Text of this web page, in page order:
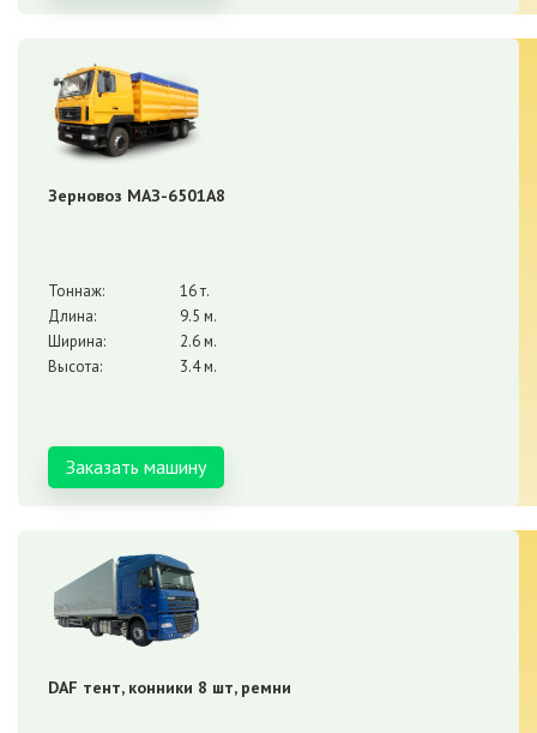
Зерновоз МАЗ-6501А8
Тоннаж:
16 т.
Длина:
9.5 м.
Ширина:
2.6 м.
Высота:
3.4 м.
Заказать машину
DAF тент, конники 8 шт, ремни